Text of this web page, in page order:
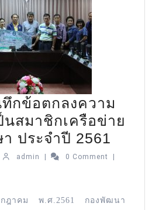
กข้อตกลงความ
นสมาชิกเครือข่าย
ประจำปี 2561
admin 0 Comment
ฎาคม พ.ศ.2561 กองพัฒนา